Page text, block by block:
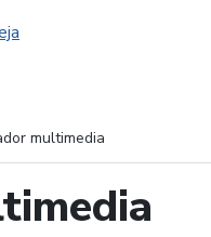
multimedia